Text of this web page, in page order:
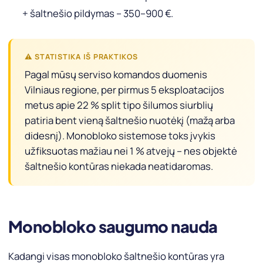
+ šaltnešio pildymas – 350–900 €.
⚠ STATISTIKA IŠ PRAKTIKOS
Pagal mūsų serviso komandos duomenis
Vilniaus regione, per pirmus 5 eksploatacijos
metus apie 22 % split tipo šilumos siurblių
patiria bent vieną šaltnešio nuotėkį (mažą arba
didesnį). Monobloko sistemose toks įvykis
užfiksuotas mažiau nei 1 % atvejų – nes objektė
šaltnešio kontūras niekada neatidaromas.
Monobloko saugumo nauda
Kadangi visas monobloko šaltnešio kontūras yra